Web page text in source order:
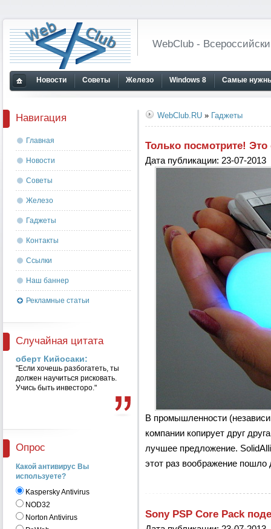
WebClub -
Новости Советы Железо Windows 8 Самые
WebClub.RU » Гаджеты
Только посмотрите!
Дата публикации: 23-07-2013
В промышленности
компании копирует друг
лучшее предложение.
этот раз воображение
Sony PSP Core Pack
Навигация
Главная
Новости
Советы
Железо
Гаджеты
Контакты
Ссылки
Наш баннер
Рекламные статьи
Случайная цитата
оберт Кийосаки:
"Если хочешь разбогатеть, ты
должен научиться рисковать.
Учись быть инвесторо."
Опрос
Какой антивирус Вы
используете?
Kaspersky Antivirus
NOD32
Norton Antivirus